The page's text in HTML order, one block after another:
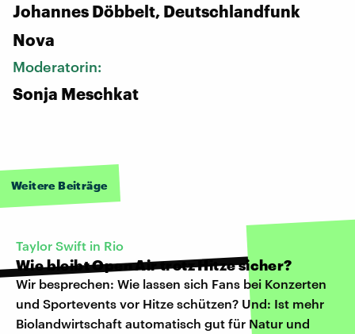
Johannes Döbbelt, Deutschlandfunk
Nova
Moderatorin:
Sonja Meschkat
Weitere Beiträge
Taylor Swift in Rio
Wie bleibt Open Air trotz Hitze sicher?
Wir besprechen: Wie lassen sich Fans bei Konzerten
und Sportevents vor Hitze schützen? Und: Ist mehr
Biolandwirtschaft automatisch gut für Natur und